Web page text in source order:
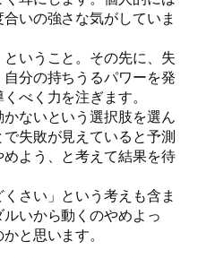
いの強さな気がしていま
いうこと。その先に、失
分の持ちうるパワーを発
べく力を注ぎます。
ないという選択肢を選ん
失敗が見えていると予測
よう、と考えて結果を待
さい」という考えも含ま
いから動くのやめよっ
と思います。